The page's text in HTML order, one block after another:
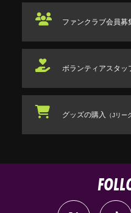
ファンクラブ会員募
ボランティアスタッ
グッズの購入 （Jリー